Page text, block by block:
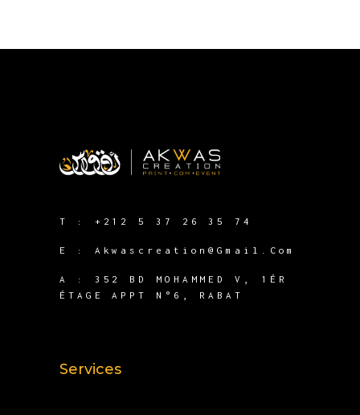
T : +212 5 37 26 35 74
E : Akwascreation@gmail.com
A :
352 BD MOHAMMED V, 1ÉR
ÉTAGE APPT N°6, RABAT
Services